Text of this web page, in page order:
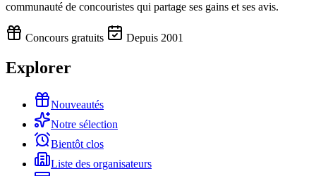
communauté de concouristes qui partage ses gains et ses avis.
Concours gratuits Depuis 2001
Explorer
Nouveautés
Notre sélection
Bientôt clos
Liste des organisateurs